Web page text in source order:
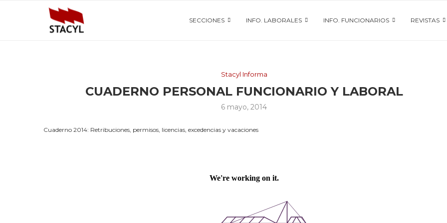
SECCIONES INFO. LABORALES INFO. FUNCIONARIOS REVISTAS
Stacyl Informa
CUADERNO PERSONAL FUNCIONARIO Y LABORAL
6 mayo, 2014
Cuaderno 2014: Retribuciones, permisos, licencias, excedencias y vacaciones